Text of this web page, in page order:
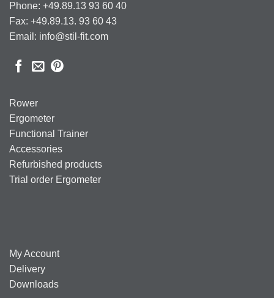
Phone: +49.89.13 93 60 40
Fax: +49.89.13. 93 60 43
Email: info@stil-fit.com
Rower
Ergometer
Functional Trainer
Accessories
Refurbished products
Trial order Ergometer
My Account
Delivery
Downloads